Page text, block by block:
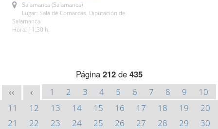
Salamanca (Salamanca)
Lugar: Sala de Comarcas. Diputación de
Salamanca
Hora: 11:30 h.
Página 212de 435
<< < 1 2 3 4 5 6 7 8 9
10
11
12 13 14 15 16 17 18 19
20
21
22 23 24 25 26 27 28 29
30